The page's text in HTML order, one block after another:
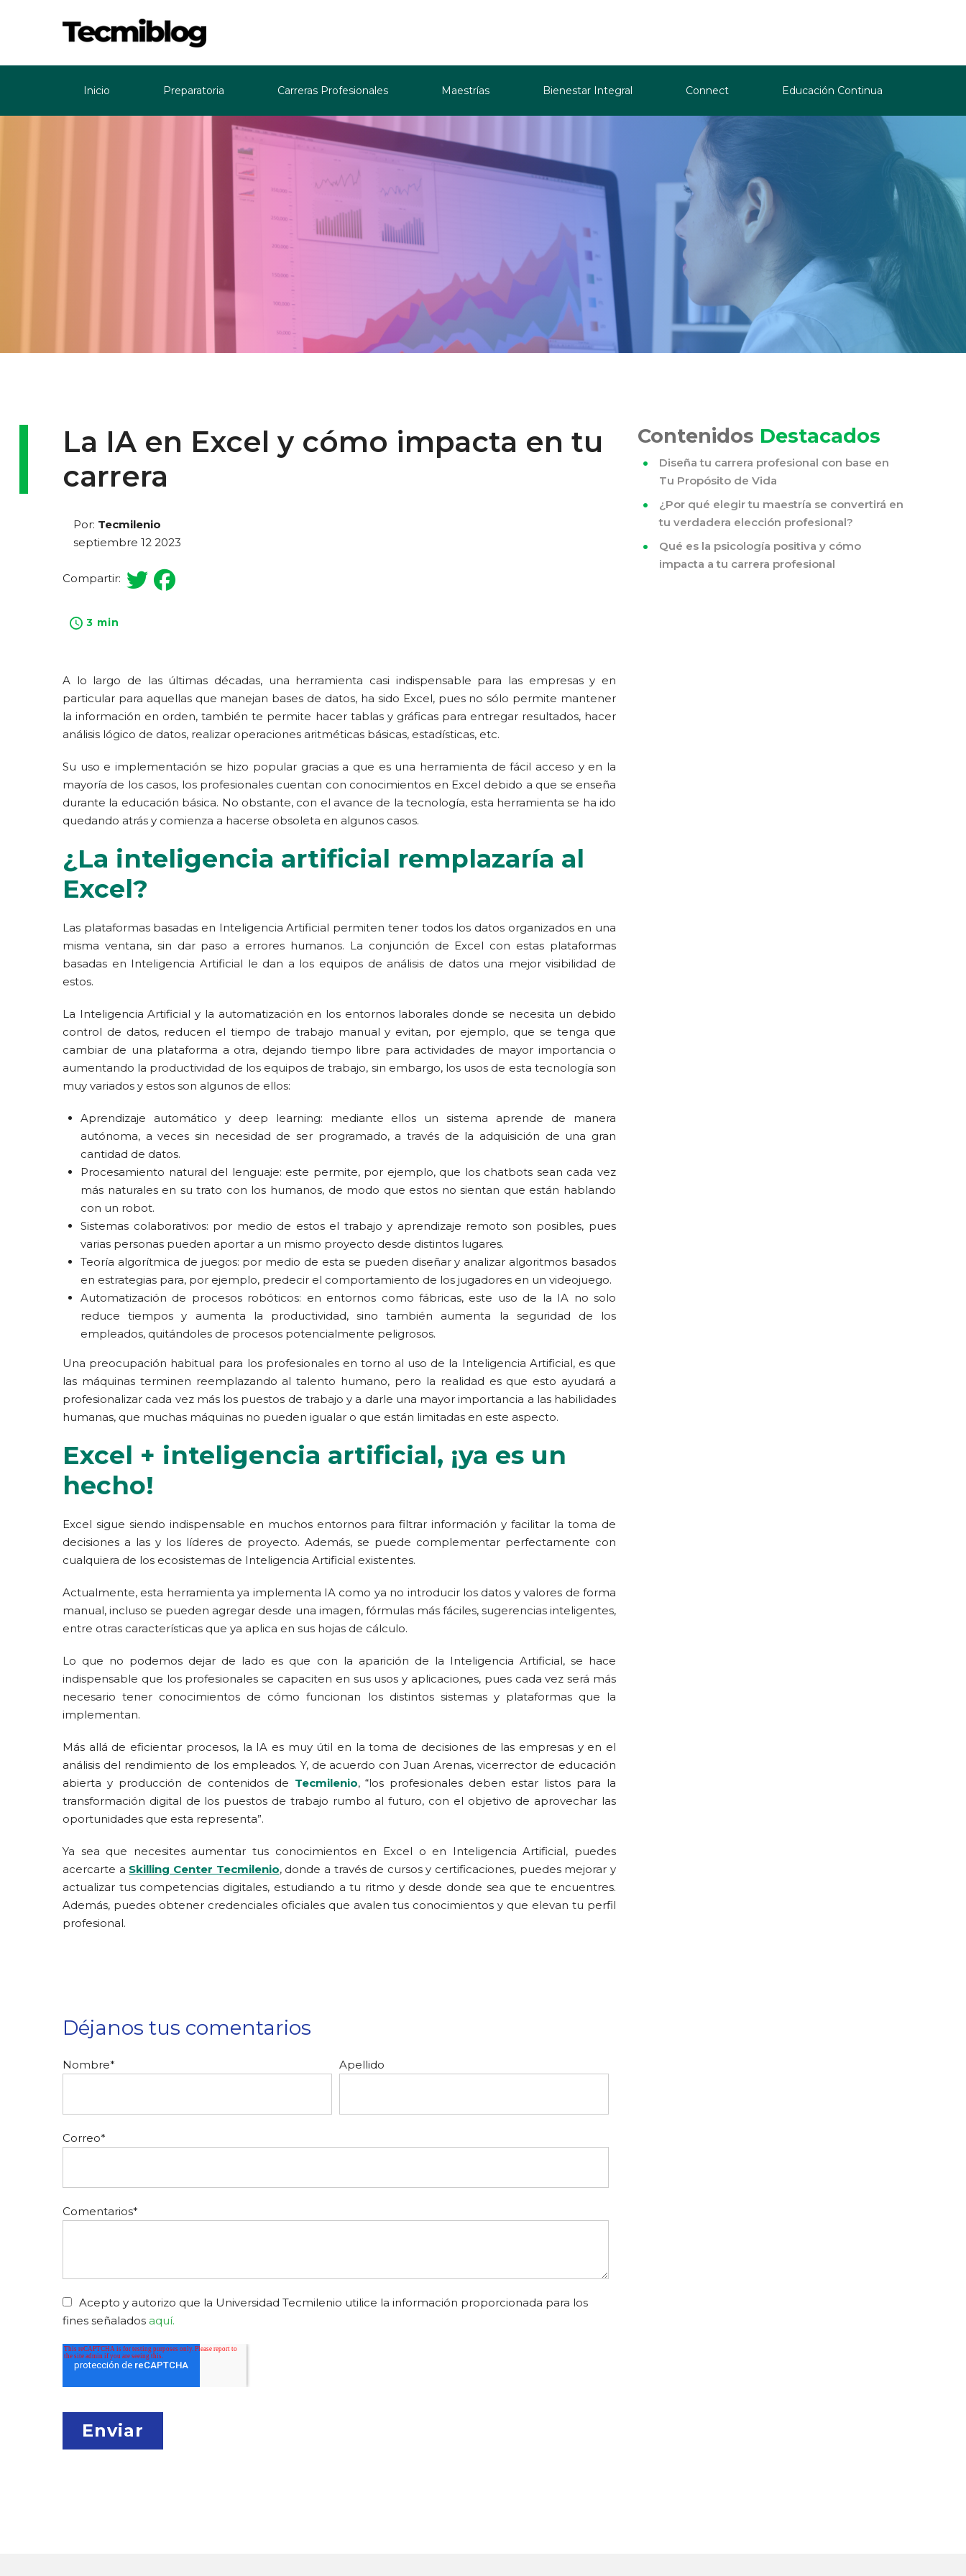
Inicio Preparatoria Carreras Profesionales Maestrías Bienestar Integral Connect Educación Continua
La IA en Excel y cómo impacta en tu
carrera
Por: Tecmilenio
septiembre 12 2023
Compartir:
3 min
A lo largo de las últimas décadas, una herramienta casi indispensable para las empresas y en
particular para aquellas que manejan bases de datos, ha sido Excel, pues no sólo permite mantener
la información en orden, también te permite hacer tablas y gráficas para entregar resultados, hacer
análisis lógico de datos, realizar operaciones aritméticas básicas, estadísticas, etc.
Su uso e implementación se hizo popular gracias a que es una herramienta de fácil acceso y en la
mayoría de los casos, los profesionales cuentan con conocimientos en Excel debido a que se enseña
durante la educación básica. No obstante, con el avance de la tecnología, esta herramienta se ha ido
quedando atrás y comienza a hacerse obsoleta en algunos casos.
¿La inteligencia artificial remplazaría al
Excel?
Las plataformas basadas en Inteligencia Artificial permiten tener todos los datos organizados en una
misma ventana, sin dar paso a errores humanos. La conjunción de Excel con estas plataformas
basadas en Inteligencia Artificial le dan a los equipos de análisis de datos una mejor visibilidad de
estos.
La Inteligencia Artificial y la automatización en los entornos laborales donde se necesita un debido
control de datos, reducen el tiempo de trabajo manual y evitan, por ejemplo, que se tenga que
cambiar de una plataforma a otra, dejando tiempo libre para actividades de mayor importancia o
aumentando la productividad de los equipos de trabajo, sin embargo, los usos de esta tecnología son
muy variados y estos son algunos de ellos:
Aprendizaje automático y deep learning: mediante ellos un sistema aprende de manera
autónoma, a veces sin necesidad de ser programado, a través de la adquisición de una gran
cantidad de datos.
Procesamiento natural del lenguaje: este permite, por ejemplo, que los chatbots sean cada vez
más naturales en su trato con los humanos, de modo que estos no sientan que están hablando
con un robot.
Sistemas colaborativos: por medio de estos el trabajo y aprendizaje remoto son posibles, pues
varias personas pueden aportar a un mismo proyecto desde distintos lugares.
Teoría algorítmica de juegos: por medio de esta se pueden diseñar y analizar algoritmos basados
en estrategias para, por ejemplo, predecir el comportamiento de los jugadores en un videojuego.
Automatización de procesos robóticos: en entornos como fábricas, este uso de la IA no solo
reduce tiempos y aumenta la productividad, sino también aumenta la seguridad de los
empleados, quitándoles de procesos potencialmente peligrosos.
Una preocupación habitual para los profesionales en torno al uso de la Inteligencia Artificial, es que
las máquinas terminen reemplazando al talento humano, pero la realidad es que esto ayudará a
profesionalizar cada vez más los puestos de trabajo y a darle una mayor importancia a las habilidades
humanas, que muchas máquinas no pueden igualar o que están limitadas en este aspecto.
Excel + inteligencia artificial, ¡ya es un
hecho!
Excel sigue siendo indispensable en muchos entornos para filtrar información y facilitar la toma de
decisiones a las y los líderes de proyecto. Además, se puede complementar perfectamente con
cualquiera de los ecosistemas de Inteligencia Artificial existentes.
Actualmente, esta herramienta ya implementa IA como ya no introducir los datos y valores de forma
manual, incluso se pueden agregar desde una imagen, fórmulas más fáciles, sugerencias inteligentes,
entre otras características que ya aplica en sus hojas de cálculo.
Lo que no podemos dejar de lado es que con la aparición de la Inteligencia Artificial, se hace
indispensable que los profesionales se capaciten en sus usos y aplicaciones, pues cada vez será más
necesario tener conocimientos de cómo funcionan los distintos sistemas y plataformas que la
implementan.
Más allá de eficientar procesos, la IA es muy útil en la toma de decisiones de las empresas y en el
análisis del rendimiento de los empleados. Y, de acuerdo con Juan Arenas, vicerrector de educación
abierta y producción de contenidos de Tecmilenio, “los profesionales deben estar listos para la
transformación digital de los puestos de trabajo rumbo al futuro, con el objetivo de aprovechar las
oportunidades que esta representa”.
Ya sea que necesites aumentar tus conocimientos en Excel o en Inteligencia Artificial, puedes
acercarte a Skilling Center Tecmilenio, donde a través de cursos y certificaciones, puedes mejorar y
actualizar tus competencias digitales, estudiando a tu ritmo y desde donde sea que te encuentres.
Además, puedes obtener credenciales oficiales que avalen tus conocimientos y que elevan tu perfil
profesional.
Déjanos tus comentarios
Nombre* Apellido
Correo*
Comentarios*
Acepto y autorizo que la Universidad Tecmilenio utilice la información proporcionada para los
fines señalados aquí.
Contenidos Destacados
Diseña tu carrera profesional con base en
Tu Propósito de Vida
¿Por qué elegir tu maestría se convertirá en
tu verdadera elección profesional?
Qué es la psicología positiva y cómo
impacta a tu carrera profesional